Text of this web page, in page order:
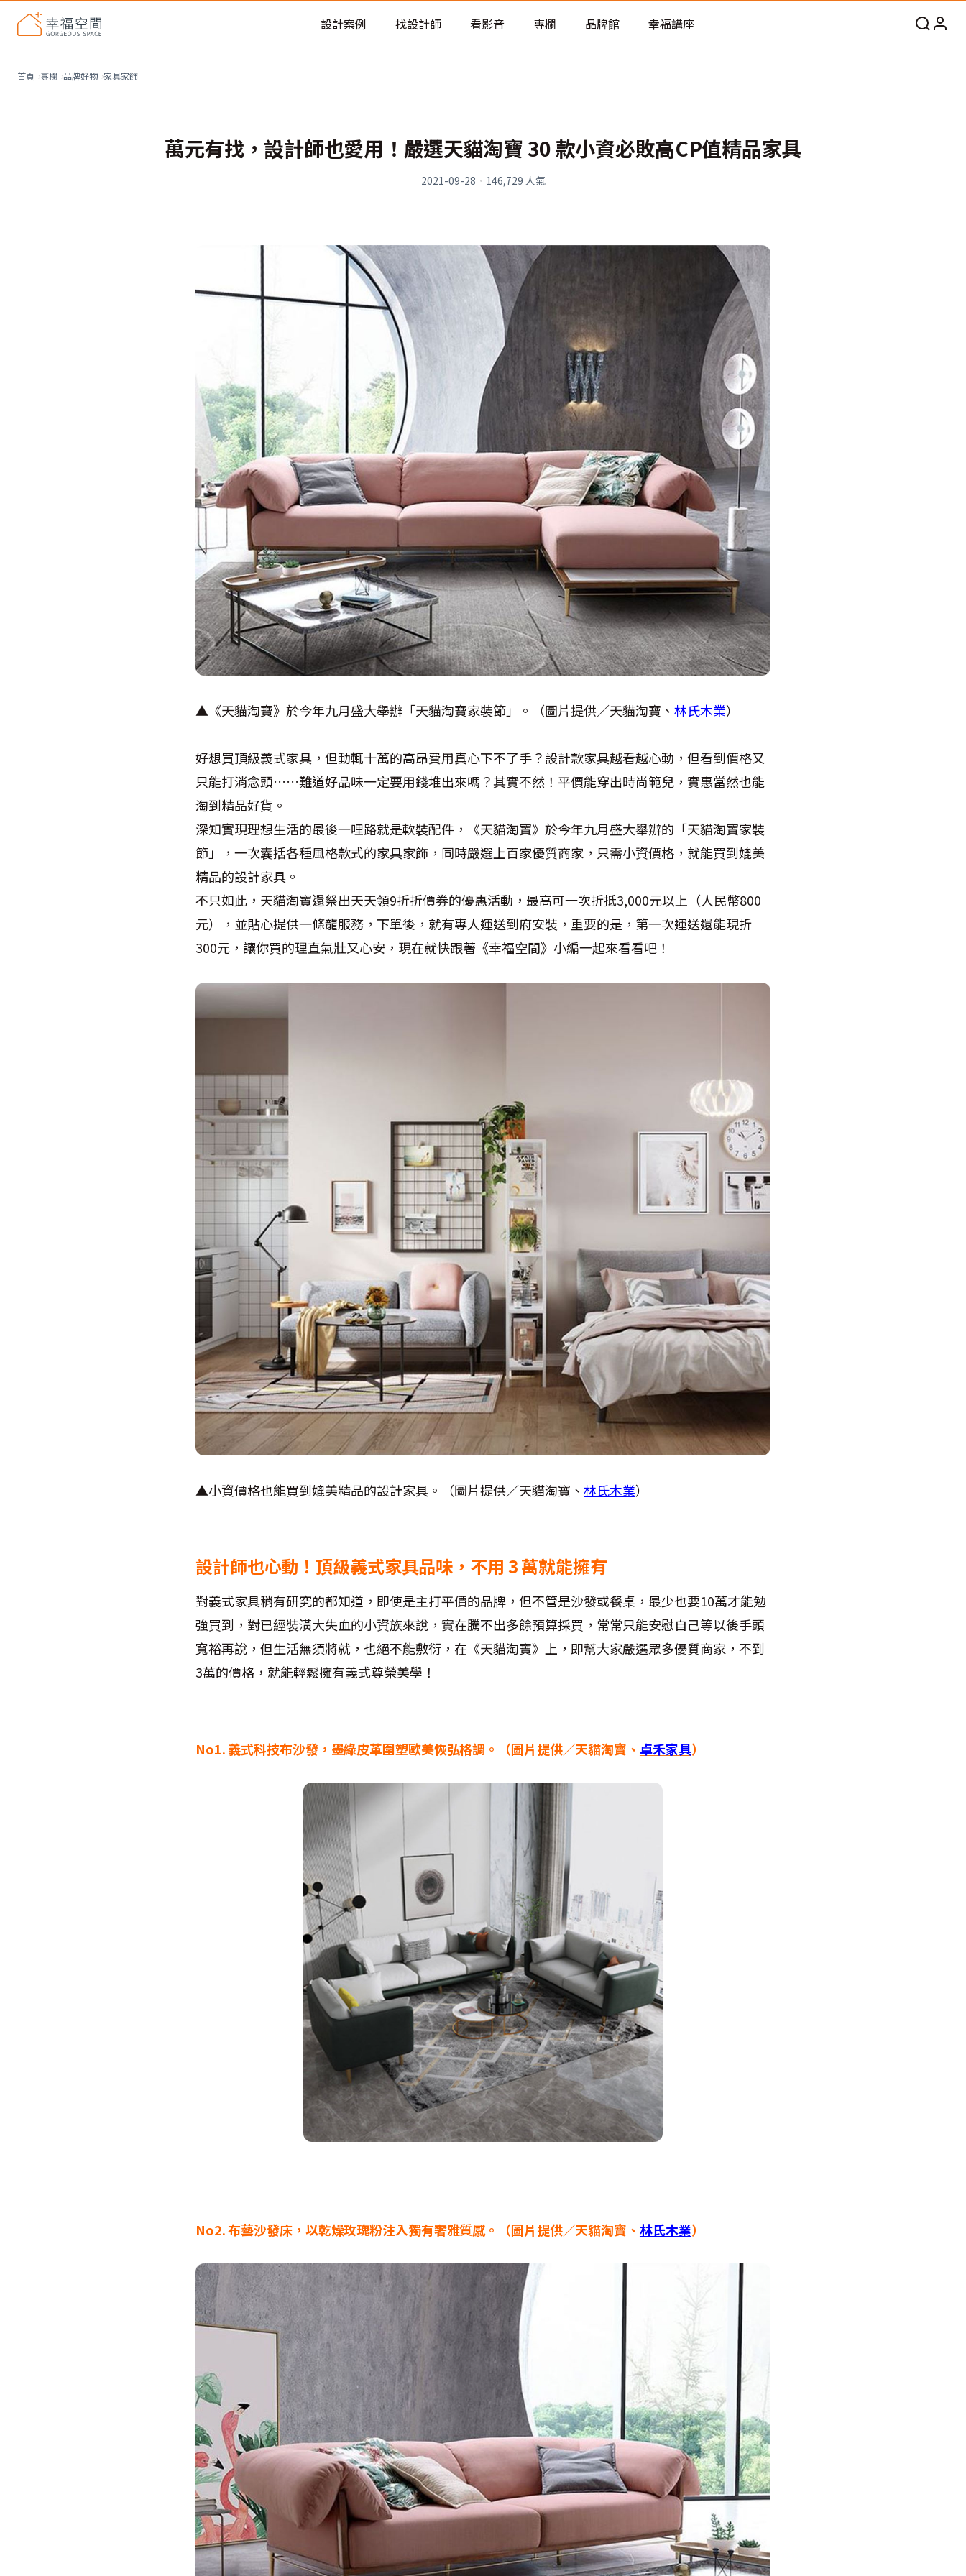
老屋預算分配與高 CP 值煥新術
設計案例 找設計師 看影音 專欄 品牌館 幸福講座
首頁 專欄 品牌好物 家具家飾
萬元有找，設計師也愛用！嚴選天貓淘寶 30 款小資必敗高CP值精品家具
2021-09-28 · 146,729 人氣
▲《天貓淘寶》於今年九月盛大舉辦「天貓淘寶家裝節」。（圖片提供／天貓淘寶、 林氏木業）
好想買頂級義式家具，但動輒十萬的高昂費用真心下不了手？設計款家具越看越心動，但看到價格又
只能打消念頭……難道好品味一定要用錢堆出來嗎？其實不然！平價能穿出時尚範兒，實惠當然也能
淘到精品好貨。
深知實現理想生活的最後一哩路就是軟裝配件，《天貓淘寶》於今年九月盛大舉辦的「天貓淘寶家裝
節」，一次囊括各種風格款式的家具家飾，同時嚴選上百家優質商家，只需小資價格，就能買到媲美
精品的設計家具。
不只如此，天貓淘寶還祭出天天領9折折價券的優惠活動，最高可一次折抵3,000元以上（人民幣800
元），並貼心提供一條龍服務，下單後，就有專人運送到府安裝，重要的是，第一次運送還能現折
300元，讓你買的理直氣壯又心安，現在就快跟著《幸福空間》小編一起來看看吧！
▲小資價格也能買到媲美精品的設計家具。（圖片提供／天貓淘寶、 林氏木業）
設計師也心動！頂級義式家具品味，不用 3 萬就能擁有
對義式家具稍有研究的都知道，即使是主打平價的品牌，但不管是沙發或餐桌，最少也要10萬才能勉
強買到，對已經裝潢大失血的小資族來說，實在騰不出多餘預算採買，常常只能安慰自己等以後手頭
寬裕再說，但生活無須將就，也絕不能敷衍，在《天貓淘寶》上，即幫大家嚴選眾多優質商家，不到
3萬的價格，就能輕鬆擁有義式尊榮美學！
No1. 義式科技布沙發，墨綠皮革圍塑歐美恢弘格調。（圖片提供／天貓淘寶、 卓禾家具）
No2. 布藝沙發床，以乾燥玫瑰粉注入獨有奢雅質感。（圖片提供／天貓淘寶、 林氏木業）